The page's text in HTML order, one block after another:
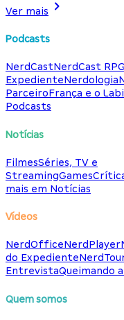
Ver mais
Podcasts
NerdCastNerdCast RPG
ExpedienteNerdologia
ParceiroFrança e o
Podcasts
Notícias
FilmesSéries, TV e
StreamingGames
mais em Notícias
Vídeos
NerdOfficeNerdPlayer
do Expediente
EntrevistaQueimando
Quem somos